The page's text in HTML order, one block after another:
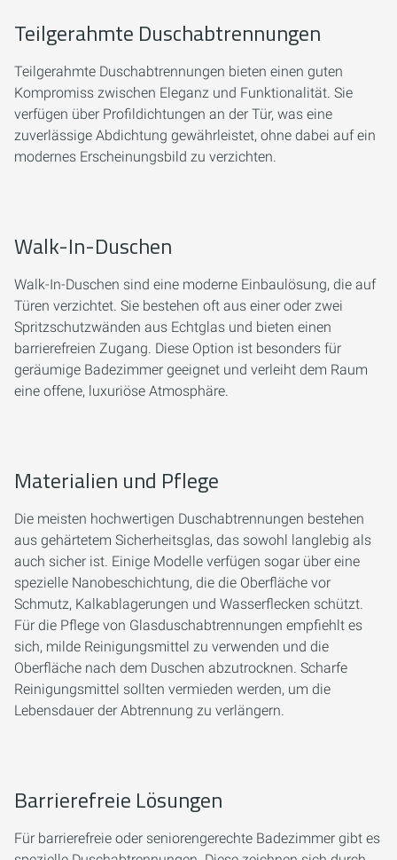
Teilgerahmte Duschabtrennungen
Teilgerahmte Duschabtrennungen bieten einen guten
Kompromiss zwischen Eleganz und Funktionalität. Sie
verfügen über Profildichtungen an der Tür, was eine
zuverlässige Abdichtung gewährleistet, ohne dabei auf ein
modernes Erscheinungsbild zu verzichten.
Walk-In-Duschen
Walk-In-Duschen sind eine moderne Einbaulösung, die auf
Türen verzichtet. Sie bestehen oft aus einer oder zwei
Spritzschutzwänden aus Echtglas und bieten einen
barrierefreien Zugang. Diese Option ist besonders für
geräumige Badezimmer geeignet und verleiht dem Raum
eine offene, luxuriöse Atmosphäre.
Materialien und Pflege
Die meisten hochwertigen Duschabtrennungen bestehen
aus gehärtetem Sicherheitsglas, das sowohl langlebig als
auch sicher ist. Einige Modelle verfügen sogar über eine
spezielle Nanobeschichtung, die die Oberfläche vor
Schmutz, Kalkablagerungen und Wasserflecken schützt.
Für die Pflege von Glasduschabtrennungen empfiehlt es
sich, milde Reinigungsmittel zu verwenden und die
Oberfläche nach dem Duschen abzutrocknen. Scharfe
Reinigungsmittel sollten vermieden werden, um die
Lebensdauer der Abtrennung zu verlängern.
Barrierefreie Lösungen
Für barrierefreie oder seniorengerechte Badezimmer gibt es